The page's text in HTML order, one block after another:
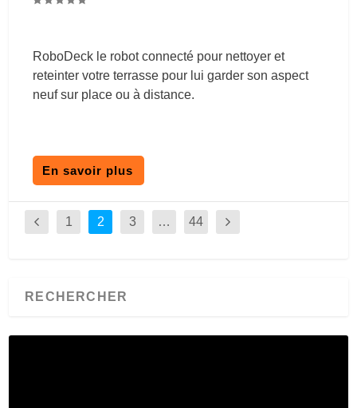
RoboDeck le robot connecté pour nettoyer et
reteinter votre terrasse pour lui garder son aspect
neuf sur place ou à distance.
En savoir plus
1 2 3 … 44